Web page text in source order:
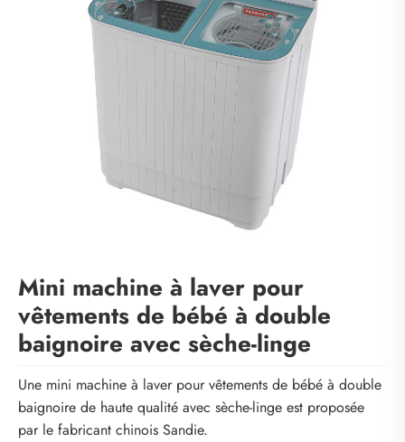
Mini machine à laver pour
vêtements de bébé à double
baignoire avec sèche-linge
Une mini machine à laver pour vêtements de bébé à double
baignoire de haute qualité avec sèche-linge est proposée
par le fabricant chinois Sandie.